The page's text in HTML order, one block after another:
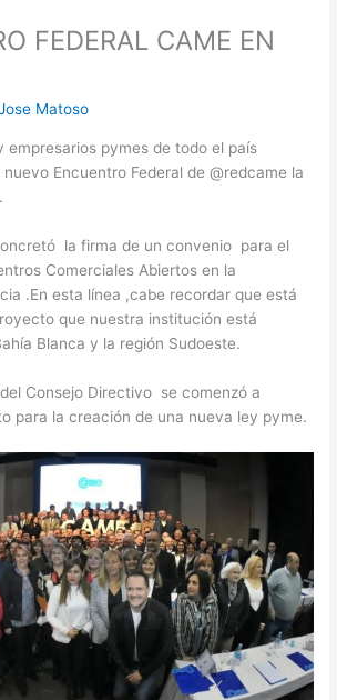
FEDERAL CAME EN
Matoso
empresarios pymes de todo el país
Encuentro Federal de @redcame la
la firma de un convenio para el
Comerciales Abiertos en la
.En esta línea ,cabe recordar que está
que nuestra institución está
Blanca y la región Sudoeste.
Consejo Directivo se comenzó a
para la creación de una nueva ley pyme.